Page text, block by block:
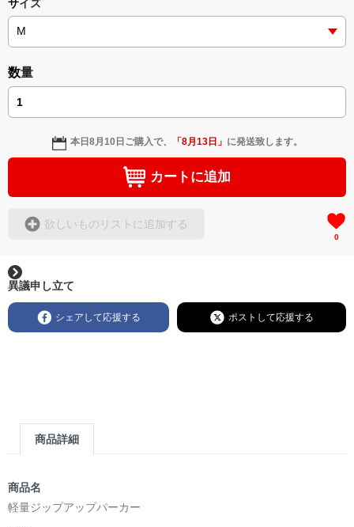
サイズ
数量
本日8月10日 ご購入で、 「8月13日 」 に発送致します。
カートに追加
欲しいものリストに追加する
0
異議申し立て
シェアして応援する ポストして応援する
商品詳細
商品名
軽量ジップアップパーカー